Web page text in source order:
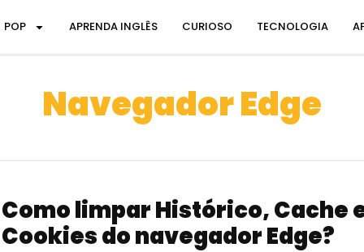
POP APRENDA INGLÊS CURIOSO TECNOLOGIA
Navegador Edge
Como limpar Histórico, Cache
Cookies do navegador Edge?